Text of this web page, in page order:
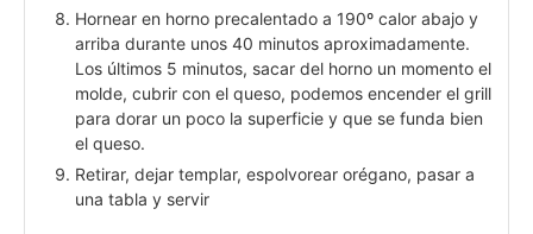
Hornear en horno precalentado a 190º calor abajo y
arriba durante unos 40 minutos aproximadamente.
Los últimos 5 minutos, sacar del horno un momento el
molde, cubrir con el queso, podemos encender el grill
para dorar un poco la superficie y que se funda bien
el queso.
Retirar, dejar templar, espolvorear orégano, pasar a
una tabla y servir